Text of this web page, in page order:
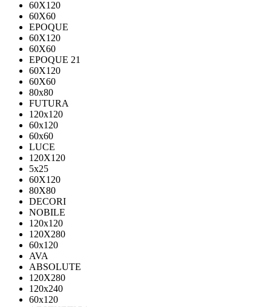
60Х120
60Х60
EPOQUE
60X120
60X60
EPOQUE 21
60X120
60X60
80х80
FUTURA
120х120
60х120
60х60
LUCE
120X120
5x25
60X120
80X80
DECORI
NOBILE
120x120
120X280
60x120
AVA
ABSOLUTE
120X280
120х240
60х120